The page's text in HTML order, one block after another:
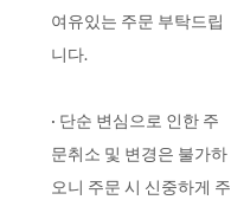
여유있는 주문 부탁드립
니다.
· 단순 변심으로 인한 주
문취소 및 변경은 불가하
오니 주문 시 신중하게 주